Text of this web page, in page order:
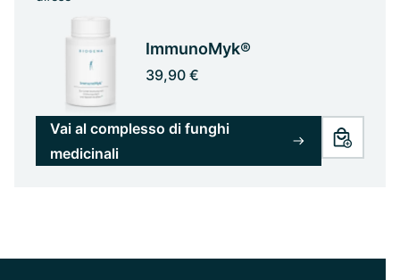
ImmunoMyk®
39,90 €
Vai al complesso di funghi
medicinali